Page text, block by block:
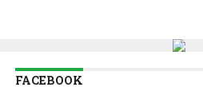
FACEBOOK